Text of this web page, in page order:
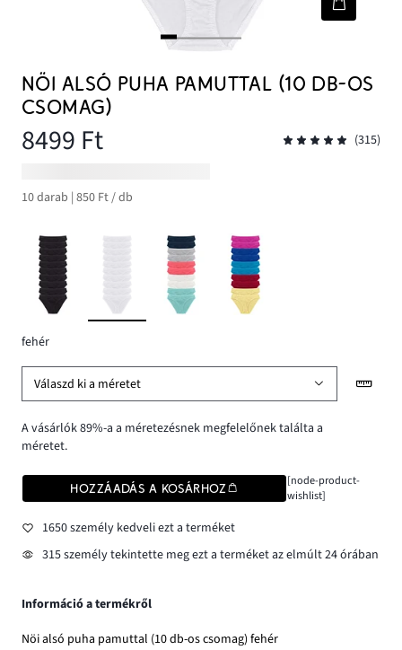
NÖI ALSÓ PUHA PAMUTTAL (10 DB-OS
CSOMAG)
8499 Ft (315)
10 darab | 850 Ft / db
fehér
Válaszd ki a méretet
A vásárlók 89%-a a méretezésnek megfelelőnek találta a
méretet.
HOZZÁADÁS A KOSÁRHOZ
[node-product-
wishlist]
1650 személy kedveli ezt a terméket
315 személy tekintette meg ezt a terméket az elmúlt 24 órában
Információ a termékről
Nöi alsó puha pamuttal (10 db-os csomag) fehér